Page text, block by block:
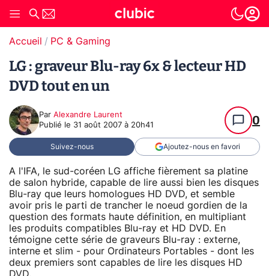
Accueil PC & Gaming
LG : graveur Blu-ray 6x & lecteur HD
DVD tout en un
Par Alexandre Laurent
Publié le 31 août 2007 à 20h41 0
Suivez-nous Ajoutez-nous en favori
A l'IFA, le sud-coréen LG affiche fièrement sa platine
de salon hybride, capable de lire aussi bien les disques
Blu-ray que leurs homologues HD DVD, et semble
avoir pris le parti de trancher le noeud gordien de la
question des formats haute définition, en multipliant
les produits compatibles Blu-ray et HD DVD. En
témoigne cette série de graveurs Blu-ray : externe,
interne et slim - pour Ordinateurs Portables - dont les
deux premiers sont capables de lire les disques HD
DVD.